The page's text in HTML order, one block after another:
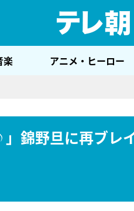
楽 アニメ・ヒーロー
錦野旦に再ブレ